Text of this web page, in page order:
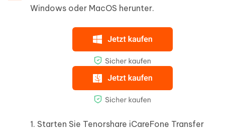
Windows oder MacOS herunter.
1. Starten Sie Tenorshare iCareFone Transfer